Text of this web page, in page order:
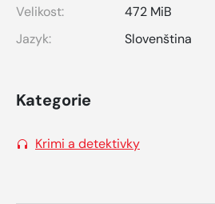
Velikost:
472 MiB
Jazyk:
Slovenština
Kategorie
Krimi a detektivky